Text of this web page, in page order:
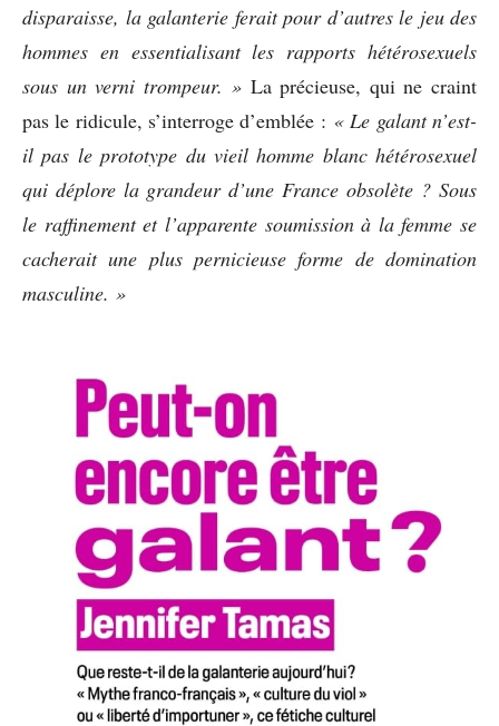
disparaisse, la galanterie ferait pour d’autres le jeu des
hommes en essentialisant les rapports hétérosexuels
sous un verni trompeur. » La précieuse, qui ne craint
pas le ridicule, s’interroge d’emblée : « Le galant n’est-
il pas le prototype du vieil homme blanc hétérosexuel
qui déplore la grandeur d’une France obsolète ? Sous
le raffinement et l’apparente soumission à la femme se
cacherait une plus pernicieuse forme de domination
masculine. »